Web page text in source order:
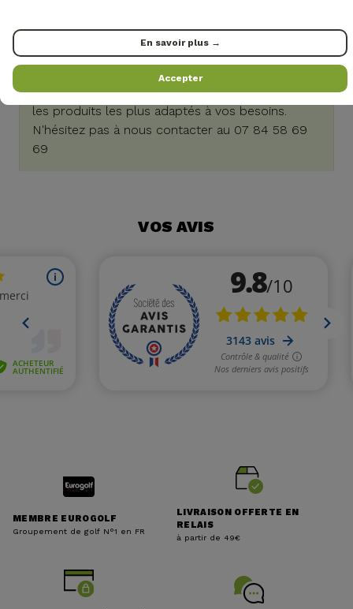
notre équipe pour vous aider dans le choix de
vos équipements. Que ce soient les clubs, les
chaussures, les chariots, les sacs ou les
accessoires, nous vous aiderons à sélectionner
les produits les plus adaptés à vos besoins.
N'hésitez pas à nous contacter au 07 84 58 69
69
VOS AVIS
MEMBRE EUROGOLF
Groupement de golf N°1 en FR
LIVRAISON OFFERTE EN
RELAIS
à partir de 49€
En savoir plus →
Accepter